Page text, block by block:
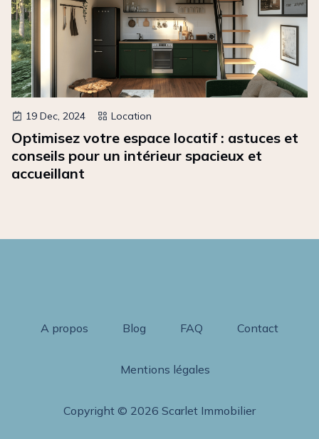
19 Dec, 2024 Location
Optimisez votre espace locatif : astuces et
conseils pour un intérieur spacieux et
accueillant
A propos Blog FAQ Contact
Mentions légales
Copyright © 2026 Scarlet Immobilier